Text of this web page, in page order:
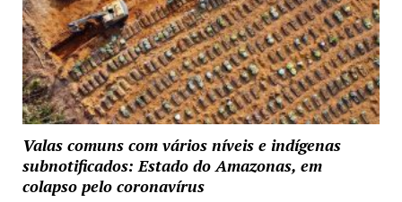
Valas comuns com vários níveis e indígenas
subnotificados: Estado do Amazonas, em
colapso pelo coronavírus